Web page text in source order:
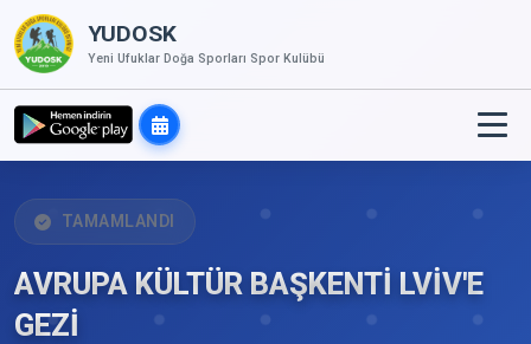
YUDOSK
Yeni Ufuklar Doğa Sporları Spor Kulübü
TAMAMLANDI
AVRUPA KÜLTÜR BAŞKENTİ LVİV'E
GEZİ